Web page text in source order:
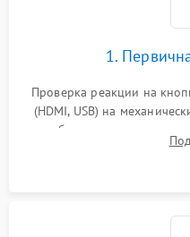
1.
Проверка реакции на
(HDMI, USB) на
ошибок на экране или по
дисков, работы